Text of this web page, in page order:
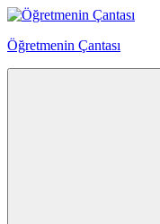
Skip
content
Öğretmenin Çantası